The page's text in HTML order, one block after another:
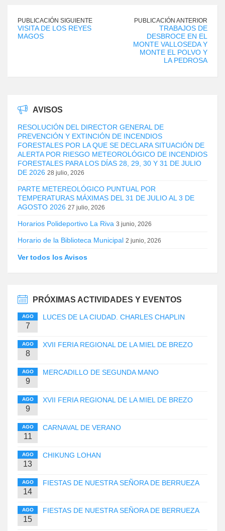
PUBLICACIÓN SIGUIENTE
VISITA DE LOS REYES
MAGOS
PUBLICACIÓN ANTERIOR
TRABAJOS DE
DESBROCE EN EL
MONTE VALLOSEDA Y
MONTE EL POLVO Y
LA PEDROSA
AVISOS
RESOLUCIÓN DEL DIRECTOR GENERAL DE
PREVENCIÓN Y EXTINCIÓN DE INCENDIOS
FORESTALES POR LA QUE SE DECLARA SITUACIÓN DE
ALERTA POR RIESGO METEOROLÓGICO DE INCENDIOS
FORESTALES PARA LOS DÍAS 28, 29, 30 Y 31 DE JULIO
DE 2026 28 julio, 2026
PARTE METEREOLÓGICO PUNTUAL POR
TEMPERATURAS MÁXIMAS DEL 31 DE JULIO AL 3 DE
AGOSTO 2026 27 julio, 2026
Horarios Polideportivo La Riva 3 junio, 2026
Horario de la Biblioteca Municipal 2 junio, 2026
Ver todos los Avisos
PRÓXIMAS ACTIVIDADES Y EVENTOS
AGO
7
LUCES DE LA CIUDAD. CHARLES CHAPLIN
AGO
8
XVII FERIA REGIONAL DE LA MIEL DE BREZO
AGO
9
MERCADILLO DE SEGUNDA MANO
AGO
9
XVII FERIA REGIONAL DE LA MIEL DE BREZO
AGO
11
CARNAVAL DE VERANO
AGO
13
CHIKUNG LOHAN
AGO
14
FIESTAS DE NUESTRA SEÑORA DE BERRUEZA
AGO
15
FIESTAS DE NUESTRA SEÑORA DE BERRUEZA